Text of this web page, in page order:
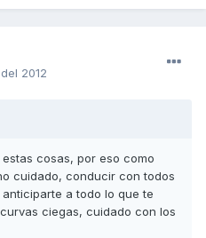
2012
cosas, por eso como
cuidado, conducir con todos
a todo lo que te
ciegas, cuidado con los